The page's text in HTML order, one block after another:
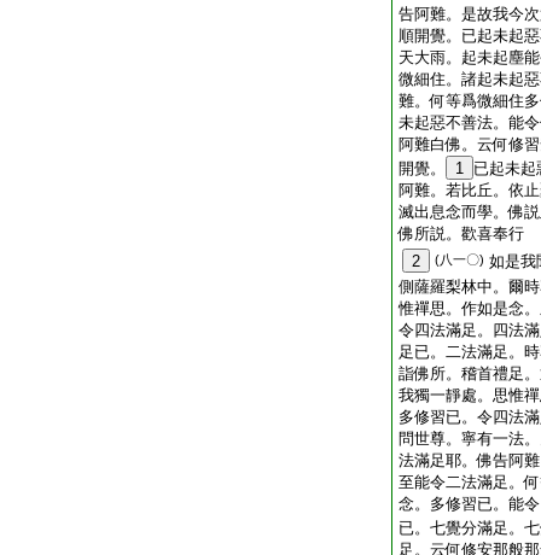
告阿難。是故我今
順開覺。已起未起
天大雨。起未起塵
微細住。諸起未起
難。何等爲微細住
未起惡不善法。能
阿難白佛。云何修
開覺。
1 已起未
阿難。若比丘。依
滅出息念而學。佛
佛所説。歡喜奉行
2
(八一〇) 如是我
側薩羅梨林中。爾
惟禪思。作如是念
令四法滿足。四法
足已。二法滿足。
詣佛所。稽首禮足
我獨一靜處。思惟
多修習已。令四法
問世尊。寧有一法
法滿足耶。佛告阿
至能令二法滿足。
念。多修習已。能
已。七覺分滿足。
足。云何修安那般